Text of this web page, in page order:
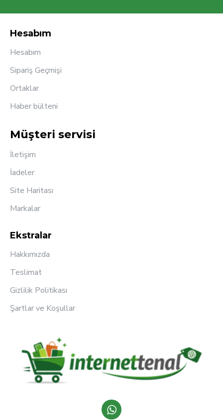
Hesabım
Hesabım
Sipariş Geçmişi
Ortaklar
Haber bülteni
Müşteri servisi
İletişim
İadeler
Site Haritası
Markalar
Ekstralar
Hakkımızda
Teslimat
Gizlilik Politikası
Şartlar ve Koşullar